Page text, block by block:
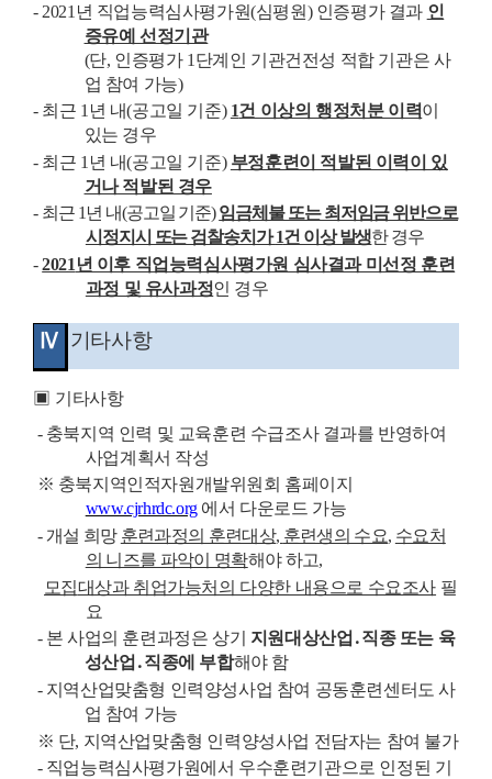
- 2021 년 직업능력심사평가원(심평원) 인증평가 결과 인
증유예 선정기관
(단, 인증평가 1 단계인 기관건전성 적합 기관은 사
업 참여 가능)
- 최근 1 년 내(공고일 기준) 1건 이상의 행정처분 이력이
있는 경우
- 최근 1 년 내(공고일 기준) 부정훈련이 적발된 이력이 있
거나 적발된 경우
- 최근 1년 내(공고일 기준)임금체불 또는 최저임금 위반으로
시정지시 또는 검찰송치가1건 이상 발생한 경우
-2021 년 이후 직업능력심사평가원 심사결과 미선정 훈련
과정 및 유사과정인 경우
Ⅳ 기타사항
▣ 기타사항
- 충북지역 인력 및 교육훈련 수급조사 결과를 반영하여
사업계획서 작성
※ 충북지역인적자원개발위원회 홈페이지
www.cjrhrdc.org 에서 다운로드 가능
- 개설 희망 훈련과정의 훈련대상, 훈련생의 수요, 수요처
의 니즈를 파악이 명확해야 하고,
모집대상과 취업가능처의 다양한 내용으로 수요조사 필
요
- 본 사업의 훈련과정은 상기 지원대상산업 ․직종 또는 육
성산업 ․직종에 부합해야 함
- 지역산업맞춤형 인력양성사업 참여 공동훈련센터도 사
업 참여 가능
※ 단, 지역산업맞춤형 인력양성사업 전담자는 참여 불가
- 직업능력심사평가원에서 우수훈련기관으로 인정된 기